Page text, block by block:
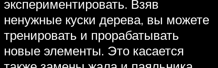
экспериментировать. Взяв
ненужные куски дерева, вы можете
тренировать и прорабатывать
новые элементы. Это касается